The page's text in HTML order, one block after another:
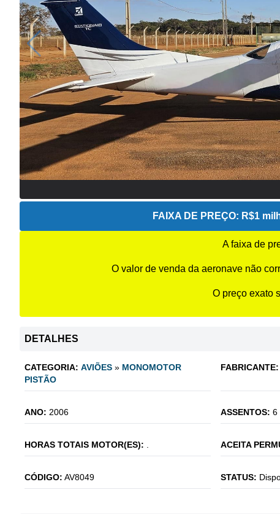
FAIXA DE PREÇO: R$1
A faixa de
O valor de venda da aeronave não
O preço exato
DETALHES
CATEGORIA: AVIÕES » MONOMOTOR
PISTÃO
FABRICANTE:
ANO: 2006 ASSENTOS: 6
HORAS TOTAIS MOTOR(ES): ACEITA
CÓDIGO: AV8049 STATUS: